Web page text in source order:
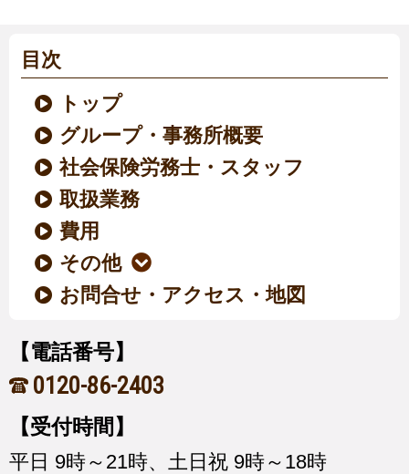
目次
トップ
グループ・事務所概要
社会保険労務士・スタッフ
取扱業務
費用
その他
お問合せ・アクセス・地図
【電話番号】
0120-86-2403
【受付時間】
平日 9時～21時、土日祝 9時～18時